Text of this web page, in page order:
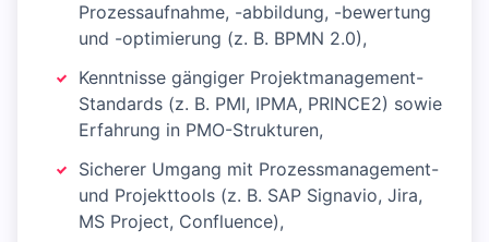
Prozessaufnahme, -abbildung, -bewertung
und -optimierung (z. B. BPMN 2.0),
Kenntnisse gängiger Projektmanagement-
Standards (z. B. PMI, IPMA, PRINCE2) sowie
Erfahrung in PMO-Strukturen,
Sicherer Umgang mit Prozessmanagement-
und Projekttools (z. B. SAP Signavio, Jira,
MS Project, Confluence),